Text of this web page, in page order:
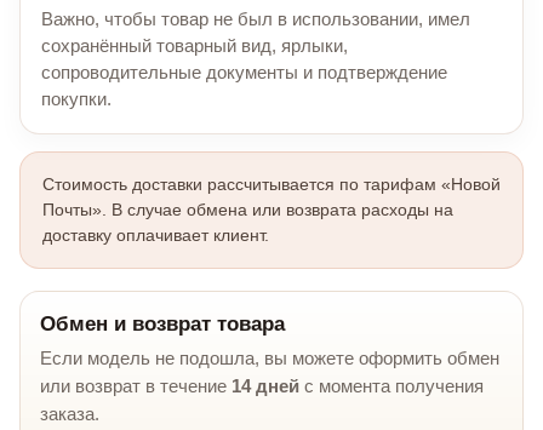
Важно, чтобы товар не был в использовании, имел
сохранённый товарный вид, ярлыки,
сопроводительные документы и подтверждение
покупки.
Стоимость доставки рассчитывается по тарифам «Новой
Почты». В случае обмена или возврата расходы на
доставку оплачивает клиент.
Обмен и возврат товара
Если модель не подошла, вы можете оформить обмен
или возврат в течение 14 дней с момента получения
заказа.